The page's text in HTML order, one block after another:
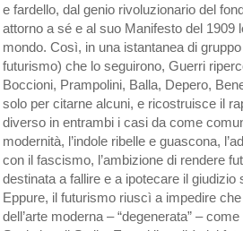
e fardello, dal genio rivoluzionario del
attorno a sé e al suo Manifesto del 1909
mondo. Così, in una istantanea di
futurismo) che lo seguirono, Guerri
Boccioni, Prampolini, Balla, Depero,
solo per citarne alcuni, e ricostruisce il
diverso in entrambi i casi da come
modernità, l’indole ribelle e guascona,
con il fascismo, l’ambizione di rendere
destinata a fallire e a ipotecare il giudizio
Eppure, il futurismo riuscì a impedire
dell’arte moderna – “degenerata” –